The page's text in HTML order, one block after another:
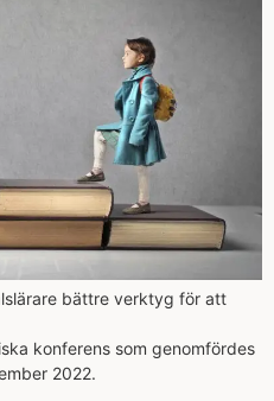
bättre verktyg för att
konferens som genomfördes
2022.